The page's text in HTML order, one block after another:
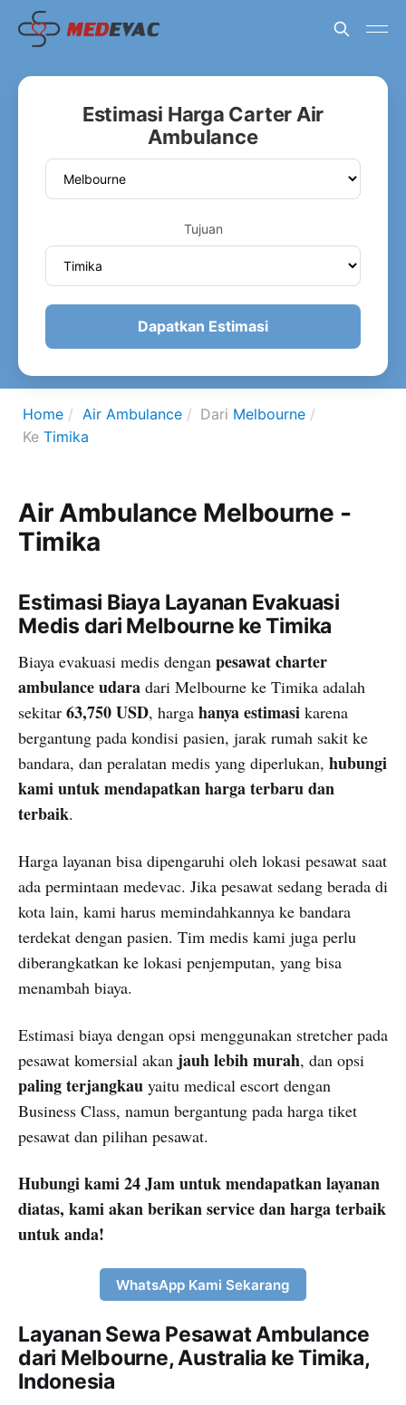
Estimasi Harga Carter Air
Ambulance
Tujuan
Dapatkan Estimasi
Home Air Ambulance Dari Melbourne
Ke Timika
Air Ambulance Melbourne -
Timika
Estimasi Biaya Layanan Evakuasi
Medis dari Melbourne ke Timika
Biaya evakuasi medis dengan pesawat charter
ambulance udara dari Melbourne ke Timika adalah
sekitar 63,750 USD, harga hanya estimasi karena
bergantung pada kondisi pasien, jarak rumah sakit ke
bandara, dan peralatan medis yang diperlukan, hubungi
kami untuk mendapatkan harga terbaru dan
terbaik.
Harga layanan bisa dipengaruhi oleh lokasi pesawat saat
ada permintaan medevac. Jika pesawat sedang berada di
kota lain, kami harus memindahkannya ke bandara
terdekat dengan pasien. Tim medis kami juga perlu
diberangkatkan ke lokasi penjemputan, yang bisa
menambah biaya.
Estimasi biaya dengan opsi menggunakan stretcher pada
pesawat komersial akan jauh lebih murah, dan opsi
paling terjangkau yaitu medical escort dengan
Business Class, namun bergantung pada harga tiket
pesawat dan pilihan pesawat.
Hubungi kami 24 Jam untuk mendapatkan layanan
diatas, kami akan berikan service dan harga terbaik
untuk anda!
WhatsApp Kami Sekarang
Layanan Sewa Pesawat Ambulance
dari Melbourne, Australia ke Timika,
Indonesia